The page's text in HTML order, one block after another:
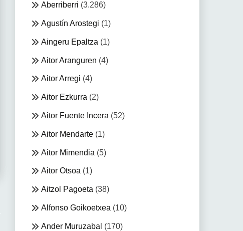
Aberriberri (3.286)
Agustín Arostegi (1)
Aingeru Epaltza (1)
Aitor Aranguren (4)
Aitor Arregi (4)
Aitor Ezkurra (2)
Aitor Fuente Incera (52)
Aitor Mendarte(1)
Aitor Mimendia (5)
Aitor Otsoa (1)
Aitzol Pagoeta (38)
Alfonso Goikoetxea (10)
Ander Muruzabal (170)